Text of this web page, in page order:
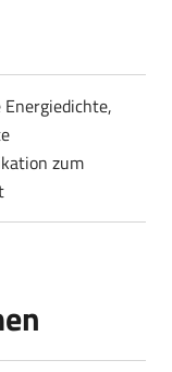
Energiedichte,
zum